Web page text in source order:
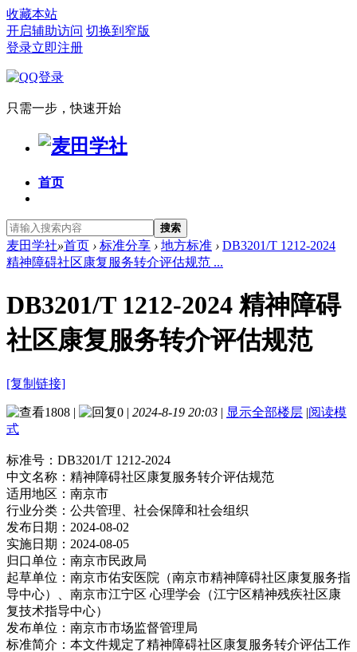
收藏本站
开启辅助访问 切换到窄版
登录立即注册
只需一步，快速开始
首页
搜索
麦田学社»首页 › 标准分享 › 地方标准 › DB3201/T 1212-2024
精神障碍社区康复服务转介评估规范 ...
DB3201/T 1212-2024 精神障碍
社区康复服务转介评估规范
[复制链接]
1808 | 0 | 2024-8-19 20:03 | 显示全部楼层 |阅读模
式
标准号： DB3201/T 1212-2024
中文名称： 精神障碍社区康复服务转介评估规范
适用地区： 南京市
行业分类： 公共管理、社会保障和社会组织
发布日期： 2024-08-02
实施日期： 2024-08-05
归口单位： 南京市民政局
起草单位： 南京市佑安医院（南京市精神障碍社区康复服务指
导中心）、南京市江宁区 心理学会（江宁区精神残疾社区康
复技术指导中心）
发布单位： 南京市市场监督管理局
标准简介： 本文件规定了精神障碍社区康复服务转介评估工作